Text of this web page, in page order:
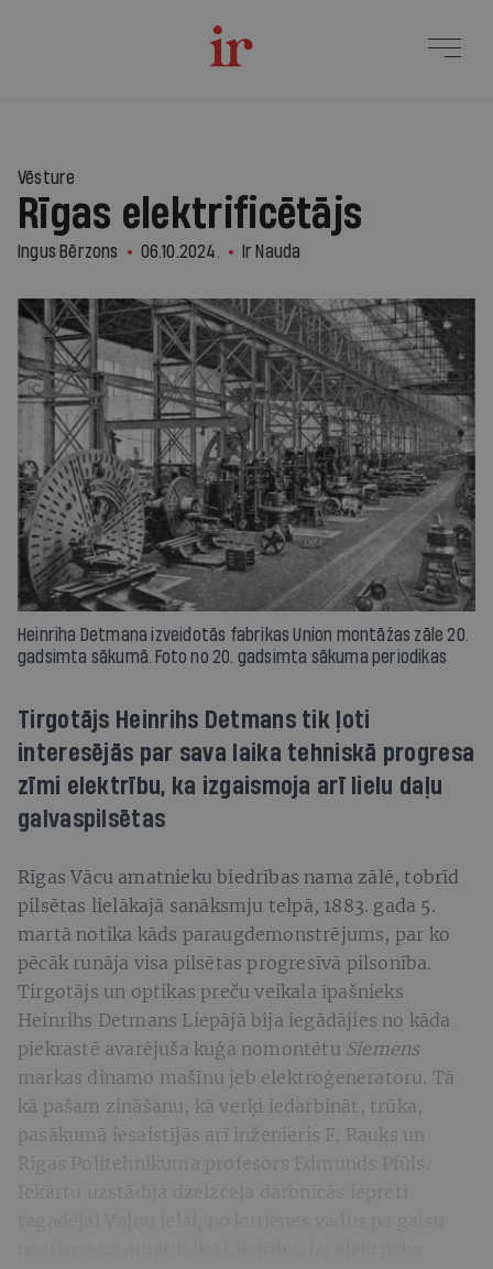
Vēsture
Rīgas elektrificētājs
Ingus Bērzons 06.10.2024. Ir Nauda
Heinriha Detmana izveidotās fabrikas Union montāžas zāle 20.
gadsimta sākumā. Foto no 20. gadsimta sākuma periodikas
Tirgotājs Heinrihs Detmans tik ļoti
interesējās par sava laika tehniskā progresa
zīmi elektrību, ka izgaismoja arī lielu daļu
galvaspilsētas
Rīgas Vācu amatnieku biedrības nama zālē, tobrīd
pilsētas lielākajā sanāksmju telpā, 1883. gada 5.
martā notika kāds paraugdemonstrējums, par ko
pēcāk runāja visa pilsētas progresīvā pilsonība.
Tirgotājs un optikas preču veikala īpašnieks
Heinrihs Detmans Liepājā bija iegādājies no kāda
piekrastē avarējuša kuģa nomontētu Siemens
markas dinamo mašīnu jeb elektroģeneratoru. Tā
kā pašam zināšanu, kā verķi iedarbināt, trūka,
pasākumā iesaistījās arī inženieris F. Rauks un
Rīgas Politehnikuma profesors Edmunds Pfūls.